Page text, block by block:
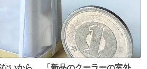
いから、 「新品のクーラーの室外機